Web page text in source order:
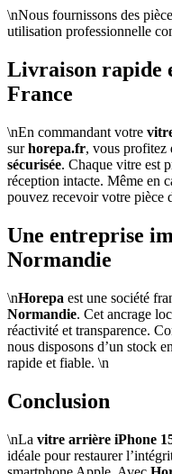
\nNous fournissons des
utilisation professionnelle
Livraison rapide
France
\nEn commandant votre
surhorepa.fr, vous profitez
sécurisée. Chaque vitre est
réception intacte. Même en
pouvez recevoir votre pièce
Une entreprise
Normandie
\nHorepa est une société
Normandie. Cet ancrage
réactivité et transparence.
nous disposons d’un stock
rapide et fiable. \n
Conclusion
\nLa vitre arrière iPhone
idéale pour restaurer